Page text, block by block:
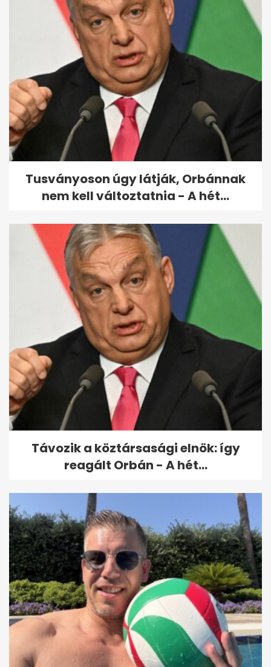
Molnár Gusztáv felesége
kipakolt: durva ügyek állnak a
válásuk...
Tusványoson úgy látják, Orbánnak
nem kell változtatnia - A hét...
Távozik a köztársasági elnök: így
reagált Orbán - A hét...